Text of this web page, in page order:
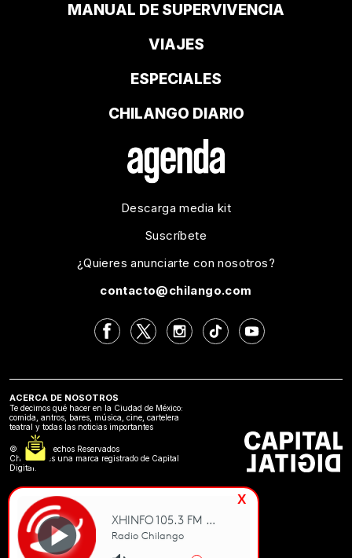
MANUAL DE SUPERVIVENCIA
VIAJES
ESPECIALES
CHILANGO DIARIO
Descarga media kit
Suscríbete
¿Quieres anunciarte con nosotros?
contacto@chilango.com
ACERCA DE NOSOTROS
Te decimos qué hacer en la Ciudad de México:
comida, antros, bares, música, cine, cartelera
teatral y todas las noticias importantes
©2024 Derechos Reservados
Chilango es una marca registrado de Capital
Digital.
x